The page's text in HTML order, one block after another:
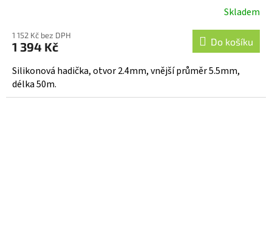
Skladem
1 152 Kč bez DPH
1 394 Kč Do košíku
Silikonová hadička, otvor 2.4mm, vnější průměr 5.5mm,
délka 50m.